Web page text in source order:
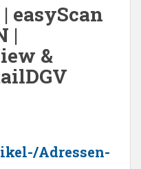
easyScan
|
&
Adressen-